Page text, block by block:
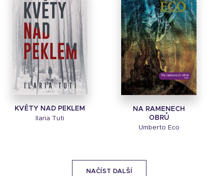
KVĚTY NAD PEKLEM
Ilaria Tuti
NA RAMENECH
OBRŮ
Umberto Eco
NAČÍST DALŠÍ